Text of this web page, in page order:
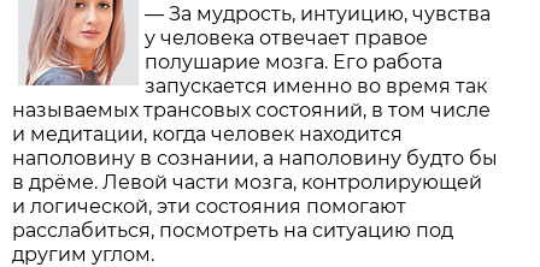
— За мудрость, интуицию, чувства
у человека отвечает правое
полушарие мозга. Его работа
запускается именно во время так
называемых трансовых состояний, в том числе
и медитации, когда человек находится
наполовину в сознании, а наполовину будто бы
в дрёме. Левой части мозга, контролирующей
и логической, эти состояния помогают
расслабиться, посмотреть на ситуацию под
другим у­глом.